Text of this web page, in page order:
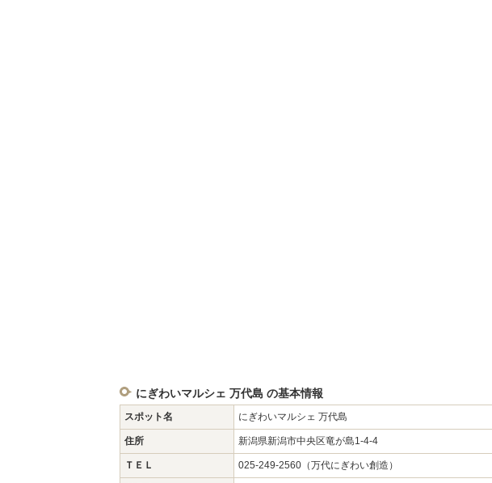
にぎわいマルシェ 万代島 の基本情報
スポット名 にぎわいマルシェ 万代島
住所 新潟県新潟市中央区竜が島1-4-4
ＴＥＬ 025-249-2560（万代にぎわい創造）